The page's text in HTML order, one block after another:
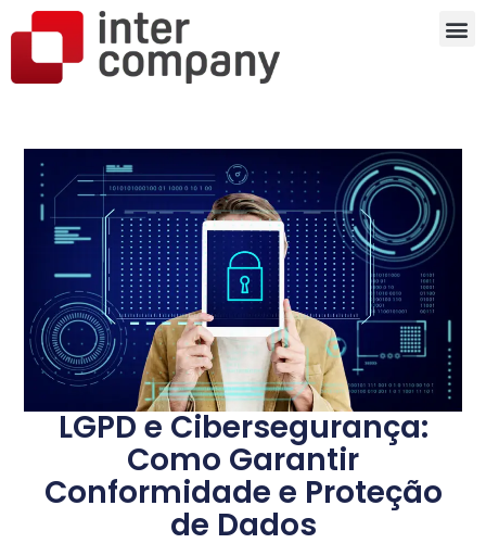
LGPD e Cibersegurança:
Como Garantir
Conformidade e Proteção
de Dados